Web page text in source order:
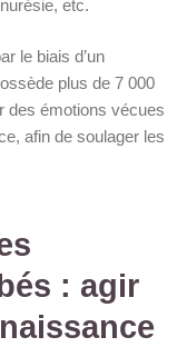
etc.
le biais d’un
plus de 7 000
des émotions vécues
afin de soulager les
: agir